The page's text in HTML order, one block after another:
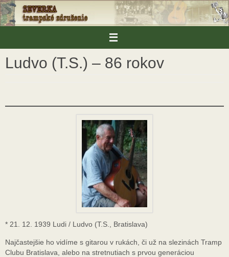
Skip
to
content
Ludvo (T.S.) – 86 rokov
* 21. 12. 1939 Ludi / Ludvo (T.S., Bratislava)
Najčastejšie ho vidíme s gitarou v rukách, či už na slezinách Tramp
Clubu Bratislava, alebo na stretnutiach s prvou generáciou